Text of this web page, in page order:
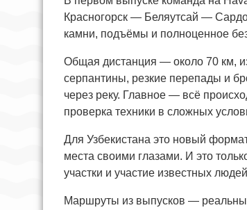
Красногорск — Беляутсай —
камни, подъёмы и полноценное
Общая дистанция — около 70 км,
серпантины, резкие перепады и
через реку. Главное — всё
проверка техники в сложных
Для Узбекистана это новый
места своими глазами. И это
участки и участие известных
Маршруты из выпусков —